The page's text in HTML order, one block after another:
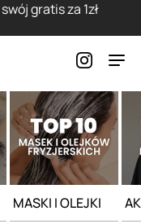
gratis za 1zł
MASKI I OLEJKI